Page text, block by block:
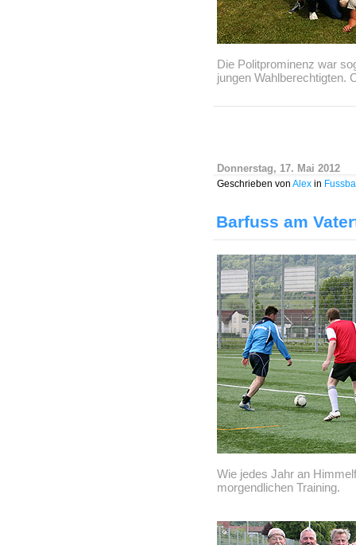
Die Politprominenz war
jungen Wahlberechtigten.
Donnerstag, 17. Mai 2012
Geschrieben von Alex in
Barfuss am
Wie jedes Jahr an
morgendlichen Training.